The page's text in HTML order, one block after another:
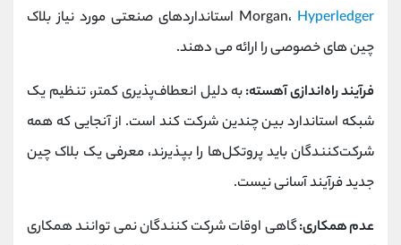
Morgan، Hyperledger
استانداردهای صنعتی مورد نیاز بلاک
چین های خصوصی را ارائه می دهند.
فرآیند راه‌اندازی آهسته:به دلیل انعطاف‌پذیری کمتر، تنظیم یک
شبکه استاندارد بین چندین شرکت کند است. از آنجایی که همه
شرکت‌کنندگان باید پروتکل‌ها را بپذیرند، معرفی یک بلاک چین
جدید فرآیند آسانی نیست.
عدم همکاری:گاهی اوقات شرکت کنندگان نمی توانند همکاری